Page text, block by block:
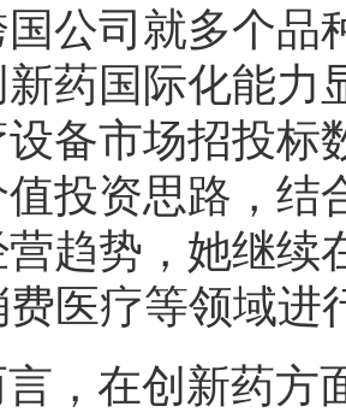
公司就多个品
药国际化能力
设备市场招投标
投资思路，结
趋势，她继续
费医疗等领域进
，在创新药方